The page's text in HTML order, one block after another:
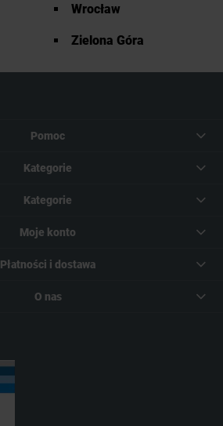
Wrocław
Zielona Góra
Pomoc
Kategorie
Kategorie
Moje konto
Płatności i dostawa
O nas